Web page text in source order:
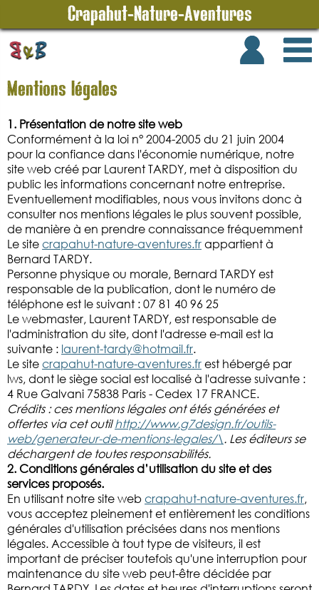
Crapahut-Nature-Aventures
Mentions légales
1. Présentation de notre site web
Conformément à la loi n° 2004-2005 du 21 juin 2004
pour la confiance dans l'économie numérique, notre
site web créé par Laurent TARDY, met à disposition du
public les informations concernant notre entreprise.
Eventuellement modifiables, nous vous invitons donc à
consulter nos mentions légales le plus souvent possible,
de manière à en prendre connaissance fréquemment
Le sitecrapahut-nature-aventures.frappartient à
Bernard TARDY.
Personne physique ou morale, Bernard TARDY est
responsable de la publication, dont le numéro de
téléphone est le suivant : 07 81 40 96 25
Le webmaster, Laurent TARDY, est responsable de
l'administration du site, dont l'adresse e-mail est la
suivante : laurent-tardy@hotmail.fr.
Le sitecrapahut-nature-aventures.frest hébergé par
lws, dont le siège social est localisé à l'adresse suivante :
4 Rue Galvani 75838 Paris - Cedex 17 FRANCE.
Crédits : ces mentions légales ont étés générées et
offertes via cet outilhttp://www.g7design.fr/outils-
web/generateur-de-mentions-legales/\. Les éditeurs se
déchargent de toutes responsabilités.
2. Conditions générales d’utilisation du site et des
services proposés.
En utilisant notre site webcrapahut-nature-aventures.fr,
vous acceptez pleinement et entièrement les conditions
générales d'utilisation précisées dans nos mentions
légales. Accessible à tout type de visiteurs, il est
important de préciser toutefois qu'une interruption pour
maintenance du site web peut-être décidée par